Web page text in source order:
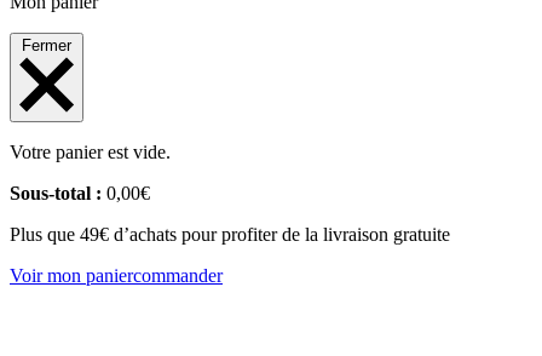
Fermer
Votre panier est vide.
Sous-total : 0,00€
Plus que 49€ d’achats pour profiter de la livraison gratuite
Voir mon paniercommander